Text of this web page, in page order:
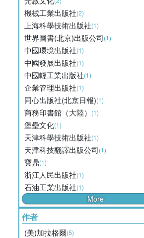
機械工業出版社(2)
上海科學技術出版社(1)
世界圖書(北京)出版公司(1)
中國環境出版社(1)
中國發展出版社(1)
中國輕工業出版社(1)
企業管理出版社(1)
同心出版社(北京日報)(1)
商務印書館（大陸） (1)
堡壘文化(1)
天津科學技術出版社(1)
天津科技翻譯出版公司(1)
寶鼎(1)
浙江人民出版社(1)
石油工業出版社(1)
More
作者
(美)加拉格爾(5)